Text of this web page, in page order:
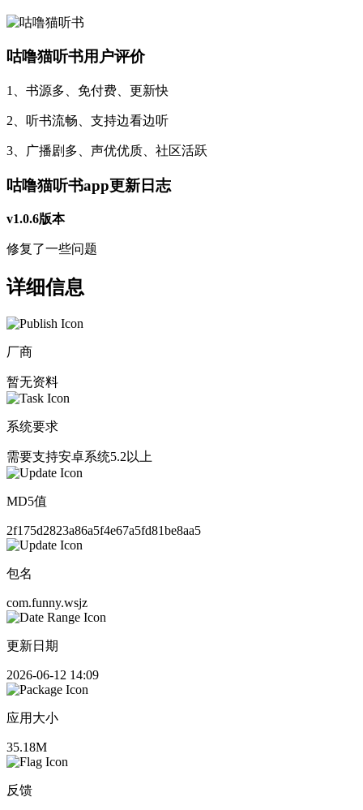
咕噜猫听书用户评价
1、书源多、免付费、更新快
2、听书流畅、支持边看边听
3、广播剧多、声优优质、社区活跃
咕噜猫听书app更新日志
v1.0.6版本
修复了一些问题
详细信息
厂商
暂无资料
系统要求
需要支持安卓系统5.2以上
MD5值
2f175d2823a86a5f4e67a5fd81be8aa5
包名
com.funny.wsjz
更新日期
2026-06-12 14:09
应用大小
35.18M
反馈